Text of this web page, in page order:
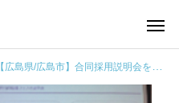
【広島県/広島市】合同採用説明会を開催